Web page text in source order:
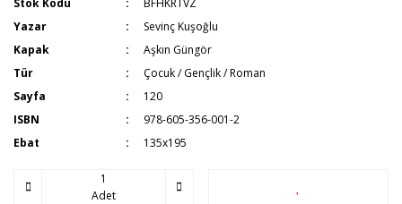
Stok Kodu
BFHKRTVZ
Yazar
Sevinç Kuşoğlu
Kapak
Aşkın Güngör
Tür
Çocuk / Gençlik / Roman
Sayfa
120
ISBN
978-605-356-001-2
Ebat
135x195
Adet